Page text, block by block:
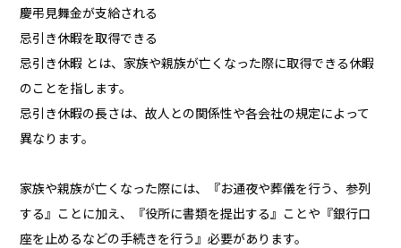
慶弔見舞金が支給される
忌引き休暇を取得できる
忌引き休暇 とは、家族や親族が亡くなった際に取得できる休暇
のことを指します。
忌引き休暇の長さは、故人との関係性や各会社の規定によって
異なります。
家族や親族が亡くなった際には、『お通夜や葬儀を行う、参列
する』ことに加え、『役所に書類を提出する』ことや『銀行口
座を止めるなどの手続きを行う』必要があります。